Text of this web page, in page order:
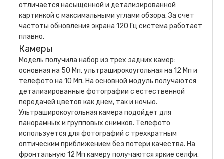
отличается насыщенной и детализированной
картинкой с максимальными углами обзора. За счет
частоты обновления экрана 120 Гц система работает
плавно.
Камеры
Модель получила набор из трех задних камер:
основная на 50 Мп, ультраширокоугольная на 12 Мп и
телефото на 10 Мп. На основной модуль получаются
детализированные фотографии с естественной
передачей цветов как днем, так и ночью.
Ультраширокоугольная камера подойдет для
панорамных и групповых снимков. Телефото
используется для фотографий с трехкратным
оптическим приближением без потери качества. На
фронтальную 12 Мп камеру получаются яркие селфи.